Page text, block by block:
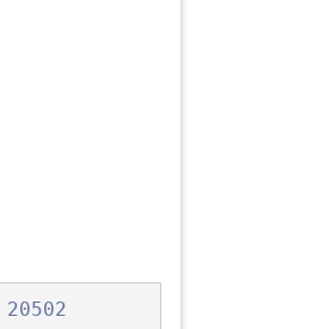
20502